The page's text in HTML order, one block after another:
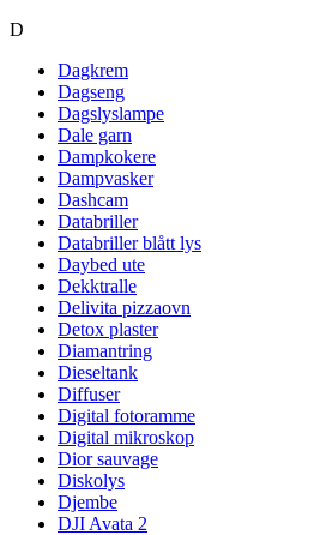
D
Dagkrem
Dagseng
Dagslyslampe
Dale garn
Dampkokere
Dampvasker
Dashcam
Databriller
Databriller blått lys
Daybed ute
Dekktralle
Delivita pizzaovn
Detox plaster
Diamantring
Dieseltank
Diffuser
Digital fotoramme
Digital mikroskop
Dior sauvage
Diskolys
Djembe
DJI Avata 2